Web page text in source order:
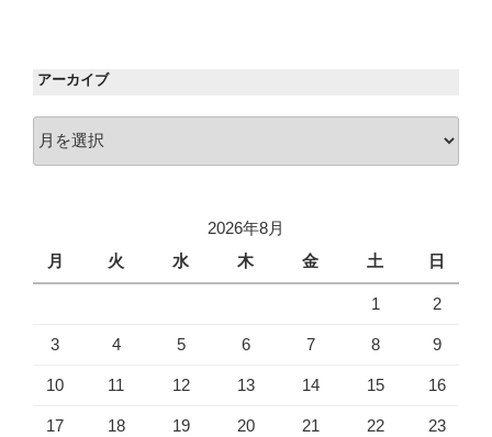
アーカイブ
ー
2026年8月
月
火 水 木 金 土 日
1 2
3 4 5 6 7 8 9
10 11 12 13 14 15 16
17 18 19 20 21 22 23